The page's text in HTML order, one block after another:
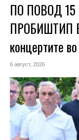
ПО ПОВОД
ПРОБИШТИП
концертите
6 август, 2026